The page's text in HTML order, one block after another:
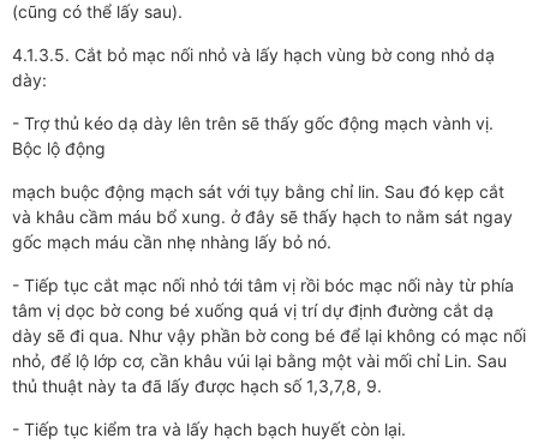
(cũng có thể lấy sau).
4.1.3.5. Cắt bỏ mạc nối nhỏ và lấy hạch vùng bờ cong nhỏ dạ
dày:
- Trợ thủ kéo dạ dày lên trên sẽ thấy gốc động mạch vành vị.
Bộc lộ động
mạch buộc động mạch sát với tụy bằng chỉ lin. Sau đó kẹp cắt
và khâu cầm máu bổ xung. ở đây sẽ thấy hạch to nằm sát ngay
gốc mạch máu cần nhẹ nhàng lấy bỏ nó.
- Tiếp tục cắt mạc nối nhỏ tới tâm vị rồi bóc mạc nối này từ phía
tâm vị dọc bờ cong bé xuống quá vị trí dự định đường cắt dạ
dày sẽ đi qua. Như vậy phần bờ cong bé để lại không có mạc nối
nhỏ, để lộ lớp cơ, cần khâu vúi lại bằng một vài mối chỉ Lin. Sau
thủ thuật này ta đã lấy được hạch số 1,3,7,8, 9.
- Tiếp tục kiểm tra và lấy hạch bạch huyết còn lại.